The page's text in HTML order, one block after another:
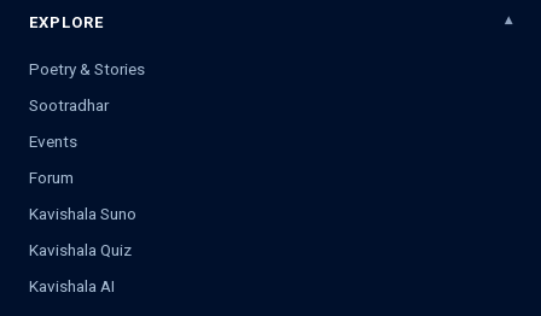
EXPLORE
Poetry & Stories
Sootradhar
Events
Forum
Kavishala Suno
Kavishala Quiz
Kavishala AI